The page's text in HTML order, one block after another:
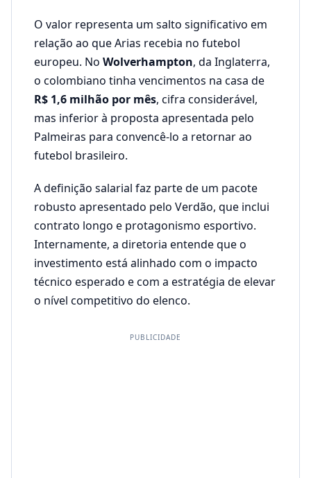
O valor representa um salto significativo em
relação ao que Arias recebia no futebol
europeu. No Wolverhampton, da Inglaterra,
o colombiano tinha vencimentos na casa de
R$ 1,6 milhão por mês, cifra considerável,
mas inferior à proposta apresentada pelo
Palmeiras para convencê-lo a retornar ao
futebol brasileiro.
A definição salarial faz parte de um pacote
robusto apresentado pelo Verdão, que inclui
contrato longo e protagonismo esportivo.
Internamente, a diretoria entende que o
investimento está alinhado com o impacto
técnico esperado e com a estratégia de elevar
o nível competitivo do elenco.
PUBLICIDADE